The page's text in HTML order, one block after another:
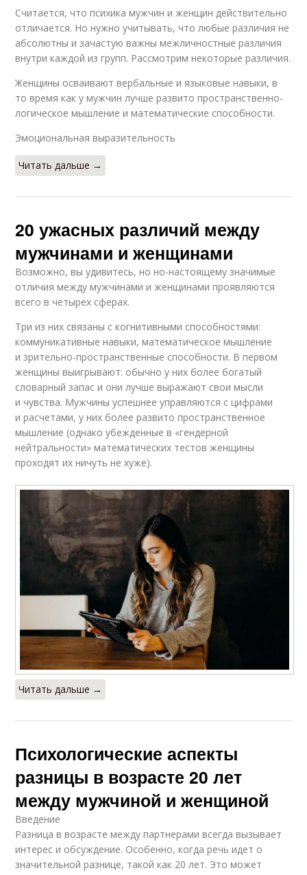
Считается, что психика мужчин и женщин действительно
отличается. Но нужно учитывать, что любые различия не
абсолютны и зачастую важны межличностные различия
внутри каждой из групп. Рассмотрим некоторые различия.
Женщины осваивают вербальные и языковые навыки, в
то время как у мужчин лучше развито пространственно-
логическое мышление и математические способности.
Эмоциональная выразительность
Читать дальше →
20 ужасных различий между
мужчинами и женщинами
Возможно, вы удивитесь, но но-настоящему значимые
отличия между мужчинами и женщинами проявляются
всего в четырех сферах.
Три из них связаны с когнитивными способностями:
коммуникативные навыки, математическое мышление
и зрительно-пространственные способности. В первом
женщины выигрывают: обычно у них более богатый
словарный запас и они лучше выражают свои мысли
и чувства. Мужчины успешнее управляются с цифрами
и расчетами, у них более развито пространственное
мышление (однако убежденные в «гендерной
нейтральности» математических тестов женщины
проходят их ничуть не хуже).
Читать дальше →
Психологические аспекты
разницы в возрасте 20 лет
между мужчиной и женщиной
Введение
Разница в возрасте между партнерами всегда вызывает
интерес и обсуждение. Особенно, когда речь идет о
значительной разнице, такой как 20 лет. Это может